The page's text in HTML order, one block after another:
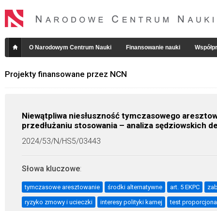
O Narodowym Centrum Nauki Finansowanie nauki
Projekty finansowane przez NCN
Niewątpliwa niesłuszność tymczasowego
przedłużaniu stosowania – analiza sędziowskich
2024/53/N/HS5/03443
Słowa kluczowe:
tymczasowe aresztowanie środki alternatywne art. 5 EKPC
ryzyko zmowy i ucieczki interesy polityki karnej test